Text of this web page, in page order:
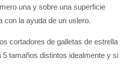
una y sobre una superficie
con la ayuda de un uslero.
cortadores de galletas de estrella
5 tamaños distintos idealmente y si